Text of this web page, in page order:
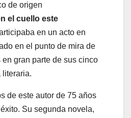
de origen
el cuello este
en un acto en
en el punto de mira de
gran parte de sus cinco
literaria.
de este autor de 75 años
Su segunda novela,